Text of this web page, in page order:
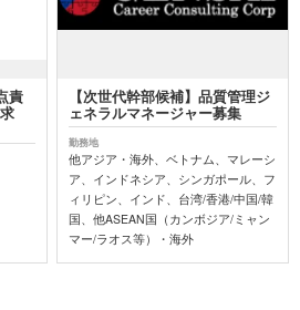
責
【次世代幹部候補】品質管理ジ
ェネラルマネージャー募集
勤務地
他アジア・海外、ベトナム、マレーシ
ア、インドネシア、シンガポール、フ
ィリピン、インド、台湾/香港/中国/韓
国、他ASEAN国（カンボジア/ミャン
マー/ラオス等）・海外